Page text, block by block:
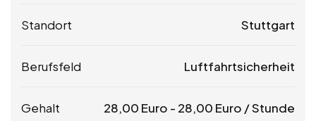
Standort Stuttgart
Berufsfeld Luftfahrtsicherheit
Gehalt 28,00 Euro - 28,00 Euro / Stunde